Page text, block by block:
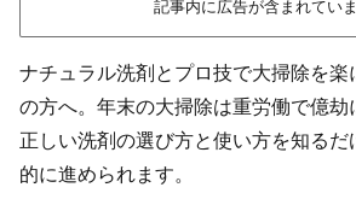
記事内に広告が含まれていま
ナチュラル洗剤とプロ技で大掃除を楽
の方へ。年末の大掃除は重労働で億劫
正しい洗剤の選び方と使い方を知る
的に進められます。